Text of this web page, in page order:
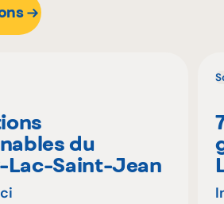
du
Lac-Saint-Jean